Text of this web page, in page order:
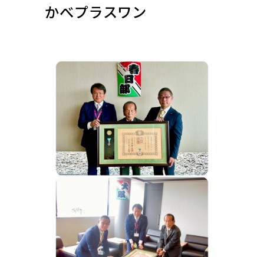
かべプラスワン